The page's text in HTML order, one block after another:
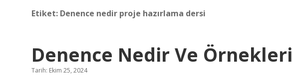
Etiket: Denence nedir proje hazırlama dersi
Denence Nedir Ve Örnekleri
Tarih: Ekim 25, 2024